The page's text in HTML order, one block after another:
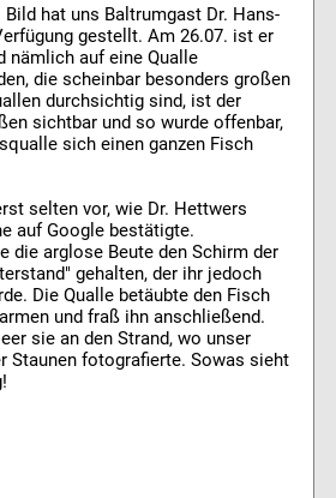
hat uns Baltrumgast Dr. Hans-
gestellt. Am 26.07. ist er
nämlich auf eine Qualle
die scheinbar besonders großen
durchsichtig sind, ist der
sichtbar und so wurde offenbar,
sich einen ganzen Fisch
selten vor, wie Dr. Hettwers
auf Google bestätigte.
die arglose Beute den Schirm der
gehalten, der ihr jedoch
Die Qualle betäubte den Fisch
und fraß ihn anschließend.
sie an den Strand, wo unser
Staunen fotografierte. Sowas sieht